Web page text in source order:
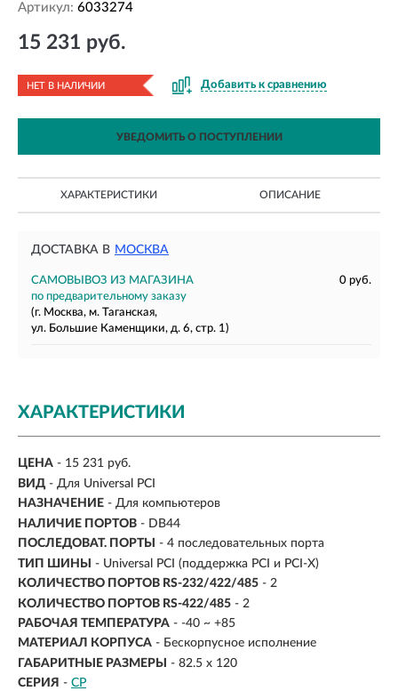
Артикул: 6033274
15 231 руб.
НЕТ В НАЛИЧИИ Добавить к сравнению
УВЕДОМИТЬ О ПОСТУПЛЕНИИ
ХАРАКТЕРИСТИКИ ОПИСАНИЕ
ДОСТАВКА В МОСКВА
САМОВЫВОЗ ИЗ МАГАЗИНА
0 руб.
по предварительному заказу
(г. Москва, м. Таганская,
ул. Большие Каменщики, д. 6, стр. 1)
ХАРАКТЕРИСТИКИ
ЦЕНА - 15 231 руб.
ВИД - Для Universal PCI
НАЗНАЧЕНИЕ - Для компьютеров
НАЛИЧИЕ ПОРТОВ - DB44
ПОСЛЕДОВАТ. ПОРТЫ
- 4 последовательных порта
ТИП ШИНЫ
- Universal PCI (поддержка PCI и PCI-X)
КОЛИЧЕСТВО ПОРТОВ RS-232/422/485 - 2
КОЛИЧЕСТВО ПОРТОВ RS-422/485 - 2
РАБОЧАЯ ТЕМПЕРАТУРА - -40 ~ +85
МАТЕРИАЛ КОРПУСА - Бескорпусное исполнение
ГАБАРИТНЫЕ РАЗМЕРЫ
- 82.5 x 120
СЕРИЯ - CP